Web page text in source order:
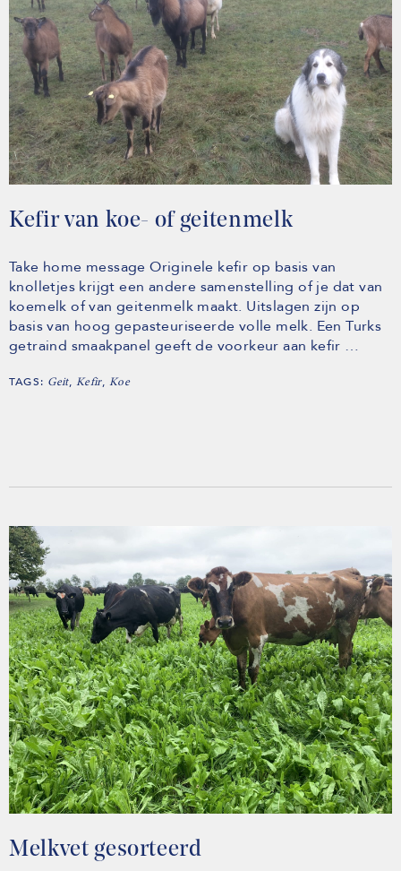
Kefir van koe- of geitenmelk
Take home message Originele kefir op basis van
knolletjes krijgt een andere samenstelling of je dat van
koemelk of van geitenmelk maakt. Uitslagen zijn op
basis van hoog gepasteuriseerde volle melk. Een Turks
getraind smaakpanel geeft de voorkeur aan kefir …
TAGS: Geit, Kefir, Koe
Melkvet gesorteerd